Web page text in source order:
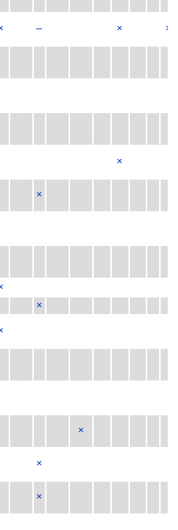
– × ×
×
×
×
×
×
×